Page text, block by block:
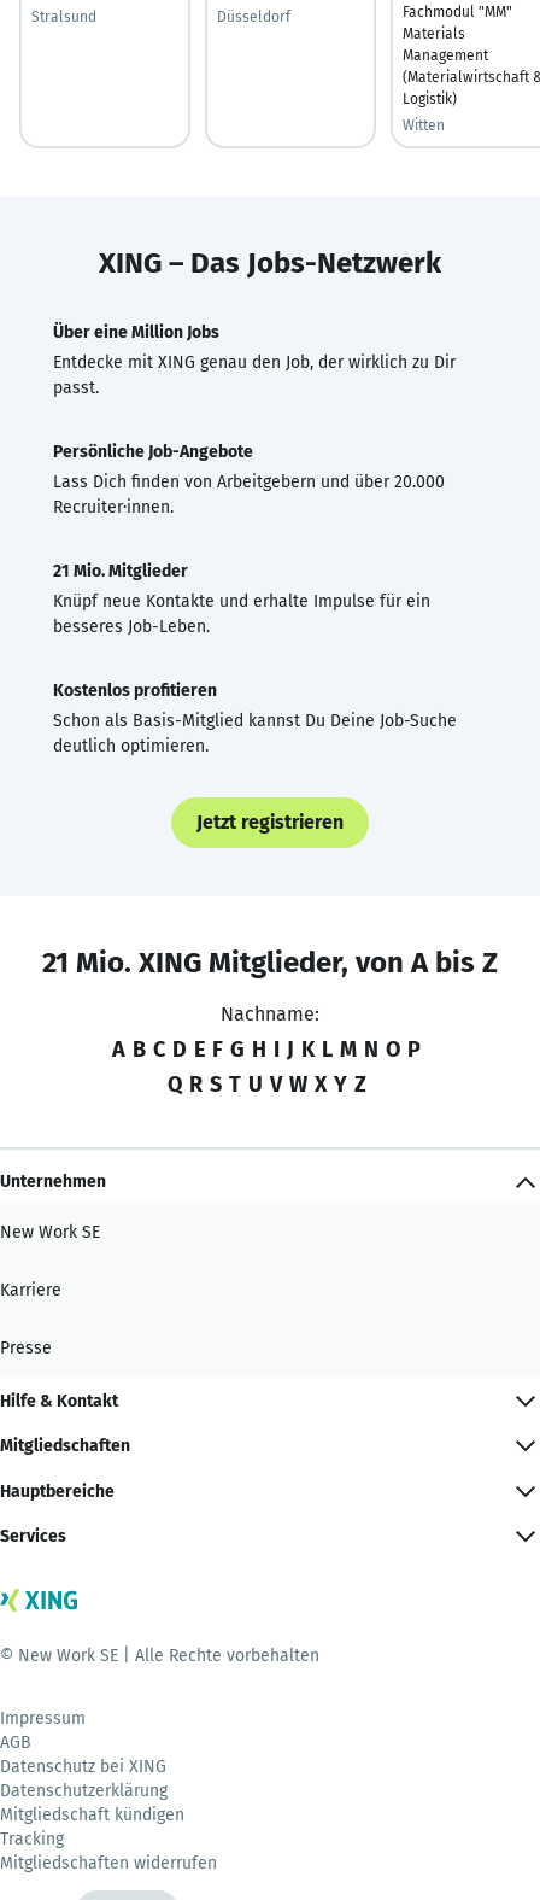
Stralsund
Düsseldorf
Fachmodul "MM"
Materials
Management
(Materialwirtschaft
Logistik)
Witten
XING – Das Jobs-Netzwerk
Über eine Million Jobs
Entdecke mit XING genau den Job, der wirklich zu Dir
passt.
Persönliche Job-Angebote
Lass Dich finden von Arbeitgebern und über 20.000
Recruiter·innen.
21 Mio. Mitglieder
Knüpf neue Kontakte und erhalte Impulse für ein
besseres Job-Leben.
Kostenlos profitieren
Schon als Basis-Mitglied kannst Du Deine Job-Suche
deutlich optimieren.
Jetzt registrieren
21 Mio. XING Mitglieder, von A bis Z
Nachname:
A B C D E F G H I J K L M N O P
Q R S T U V W X Y Z
Unternehmen
New Work SE
Karriere
Presse
Hilfe & Kontakt
Mitgliedschaften
Hauptbereiche
Services
© New Work SE | Alle Rechte vorbehalten
Impressum
AGB
Datenschutz bei XING
Datenschutzerklärung
Mitgliedschaft kündigen
Tracking
Mitgliedschaften widerrufen